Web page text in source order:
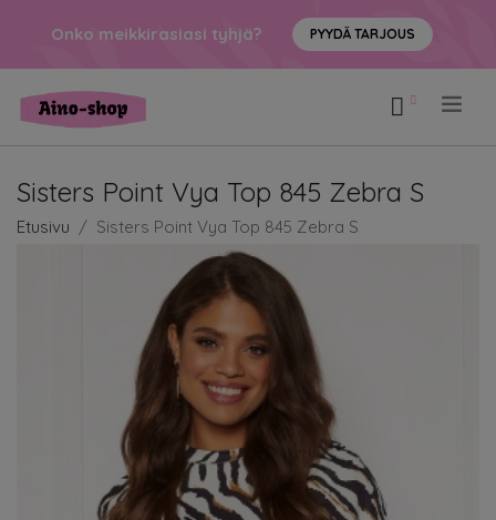
Onko meikkirasiasi tyhjä? PYYDÄ TARJOUS
Sisters Point Vya Top 845 Zebra S
Etusivu Sisters Point Vya Top 845 Zebra S